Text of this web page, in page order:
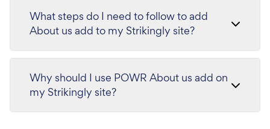
What steps do I need to follow to add
About us add to my Strikingly site?
Why should I use POWR About us add on
my Strikingly site?